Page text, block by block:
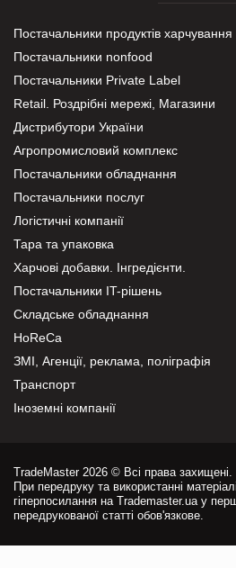
Постачальники продуктів харчування
Постачальники nonfood
Постачальники Private Label
Retail. Роздрібні мережі, Магазини
Дистрибутори України
Агропромисловий комплекс
Постачальники обладнання
Постачальники послуг
Логістичні компанії
Тара та упаковка
Харчові добавки. Інгредієнти.
Постачальники IT-рішень
Складське обладнання
HoReCa
ЗМІ, Агенції, реклама, поліграфія
Транспорт
Іноземні компанії
TradeMaster 2026 © Всі права захищені.
При передруку та використанні
гіперпосилання на Trademaster.ua у
передрукованої статті обов'язкове.